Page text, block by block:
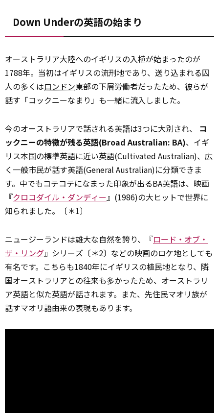
Down Underの英語の始まり
オーストラリア大陸へのイギリスの入植が始まったのが
1788年。当初はイギリスの流刑地であり、送り込まれる囚
人の多くはロンドン東部の下層労働者だったため、彼らが
話す「コックニーなまり」も一緒に流入しました。
今のオーストラリアで話される英語は3つに大別され、 コ
ックニーの特徴が残る英語(Broad Australian: BA)、イギ
リス本国の標準英語に近い英語(Cultivated Australian)、広
く一般市民が話す英語(General Australian)に分類できま
す。中でもコテコテになまった印象が出るBA英語は、映画
『クロコダイル・ダンディー』(1986)の大ヒットで世界に
知られました。〔＊1〕
ニュージーランドは雄大な自然を誇り、『ロード・オブ・
ザ・リング』シリーズ〔＊2〕などの映画のロケ地としても
有名です。こちらも1840年にイギリスの植民地となり、隣
国オーストラリアとの往来も多かったため、オーストラリ
ア英語と似た英語が話されます。また、先住民マオリ族が
話すマオリ語由来の表現もあります。